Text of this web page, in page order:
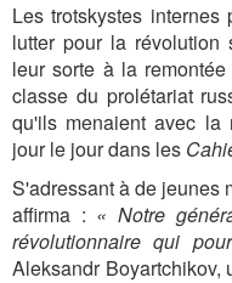
Les trotskystes
lutter pour la
leur sorte à la
classe du prolétariat
qu'ils menaient avec la
jour le jour dans les
S'adressant à de jeunes
affirma : « Notre
révolutionnaire qui
Aleksandr Boyartchikov,